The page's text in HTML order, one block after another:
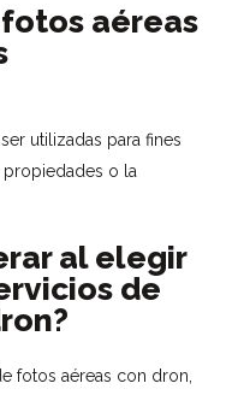
aéreas
utilizadas para fines
o la
al elegir
de
fotos aéreas con dron,